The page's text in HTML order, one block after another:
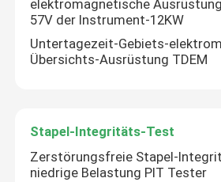
Bohrloch-Inspektions-Kamera
Bohrloch-Inklinationskompaß
elektromagnetische
57V der Instrument-12KW
Untertagezeit-Gebiets-
Übersichts-Ausrüstung TDEM
Stapel-Integritäts-Test
Zerstörungsfreie Stapel-
niedrige Belastung PIT Tester